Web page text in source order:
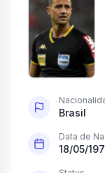
Brasil
Data de
18/05/